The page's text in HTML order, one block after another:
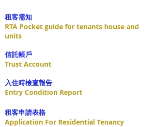
租客需知
RTA Pocket guide for tenants house and
units
​信託帳戶
Trust Account
入住時檢查報告
Entry Condition Report
租客申請表格
Application For Residential Tenancy